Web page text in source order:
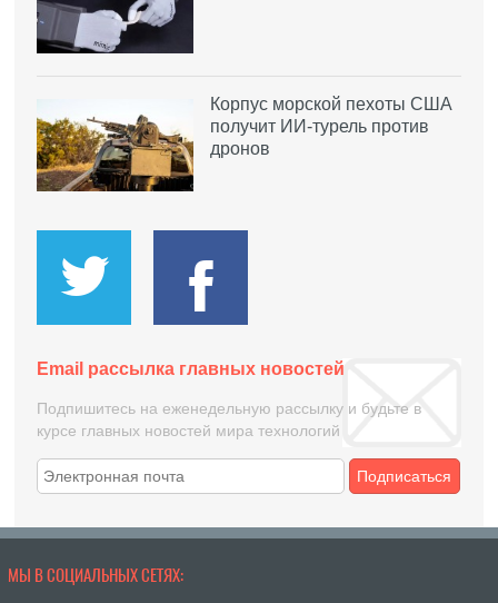
Корпус морской пехоты США
получит ИИ-турель против
дронов
Email рассылка главных новостей
Подпишитесь на еженедельную рассылку и будьте в
курсе главных новостей мира технологий
Подписаться
МЫ В СОЦИАЛЬНЫХ СЕТЯХ: